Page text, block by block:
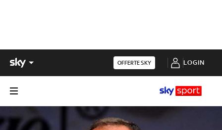
OFFERTE SKY LOGIN